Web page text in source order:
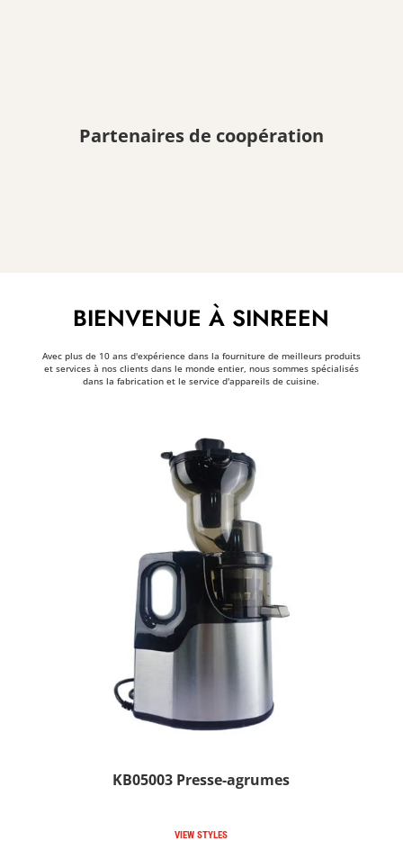
Partenaires de coopération
BIENVENUE À SINREEN
Avec plus de 10 ans d'expérience dans la fourniture de meilleurs produits
et services à nos clients dans le monde entier, nous sommes spécialisés
dans la fabrication et le service d'appareils de cuisine.
KB05003 Presse-agrumes
VIEW STYLES